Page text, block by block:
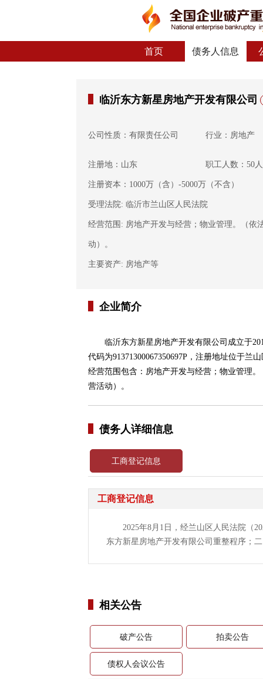
首页 债务人信息
临沂东方新星房地产开发有限公司
公司性质：有限责任公司 行业：房地产
注册地：山东 职工人数：50
注册资本：1000万（含）-5000万（不含）
受理法院: 临沂市兰山区人民法院
经营范围: 房地产开发与经营；物业管理。（依
动）。
主要资产: 房地产等
企业简介
临沂东方新星房地产开发有限公司成立于
代码为91371300067350697P，注册地址位于兰
经营范围包含：房地产开发与经营；物业管理
营活动）。
债务人详细信息
工商登记信息
工商登记信息
2025年8月1日，经兰山区人民法院（
东方新星房地产开发有限公司重整程序；
相关公告
破产公告 拍卖公告
债权人会议公告